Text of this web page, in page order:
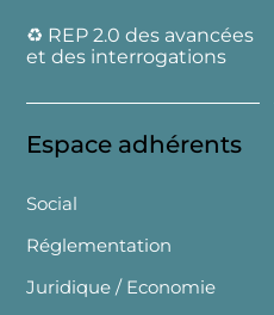
♻️ REP 2.0 des avancées
et des interrogations
Espace adhérents
Social
Réglementation
Juridique / Economie